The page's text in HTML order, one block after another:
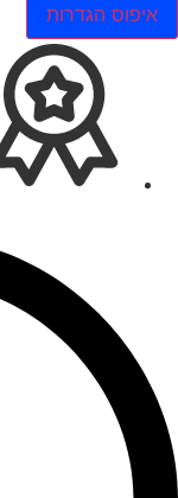
איפוס הגדרות